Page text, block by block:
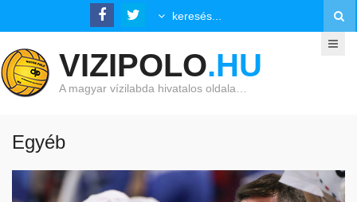
VIZIPOLO.HU
A magyar vízilabda hivatalos oldala…
Egyéb